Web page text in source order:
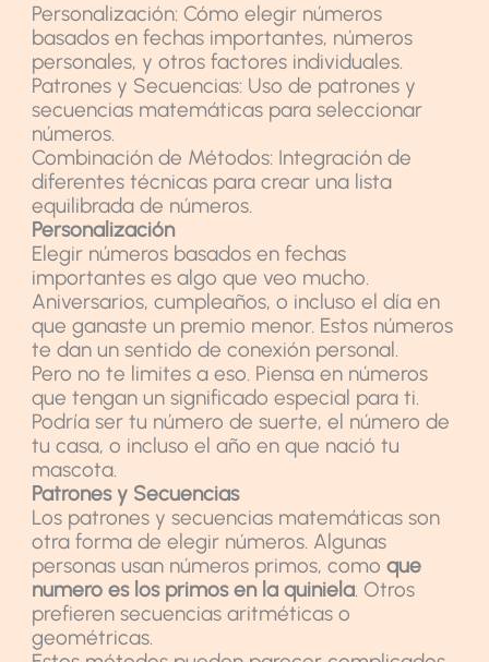
Personalización: Cómo elegir números
basados en fechas importantes, números
personales, y otros factores individuales.
Patrones y Secuencias: Uso de patrones y
secuencias matemáticas para seleccionar
números.
Combinación de Métodos: Integración de
diferentes técnicas para crear una lista
equilibrada de números.
Personalización
Elegir números basados en fechas
importantes es algo que veo mucho.
Aniversarios, cumpleaños, o incluso el día en
que ganaste un premio menor. Estos números
te dan un sentido de conexión personal.
Pero no te limites a eso. Piensa en números
que tengan un significado especial para ti.
Podría ser tu número de suerte, el número de
tu casa, o incluso el año en que nació tu
mascota.
Patrones y Secuencias
Los patrones y secuencias matemáticas son
otra forma de elegir números. Algunas
personas usan números primos, comoque
numero es los primos en la quiniela. Otros
prefieren secuencias aritméticas o
geométricas.